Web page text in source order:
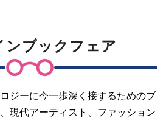
ンブックフェア
ジーに今一歩深く接するためのブ
現代アーティスト、ファッション